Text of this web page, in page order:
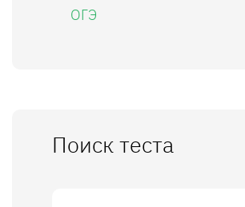
ОГЭ
Поиск теста